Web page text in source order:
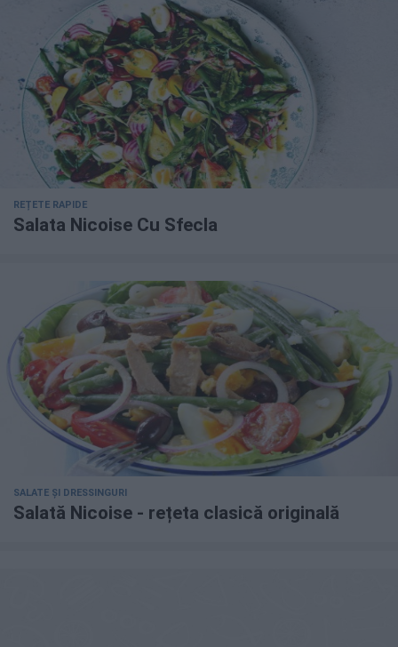
REȚETE RAPIDE
Salata Nicoise Cu Sfecla
SALATE ȘI DRESSINGURI
Salată Nicoise - rețeta clasică originală